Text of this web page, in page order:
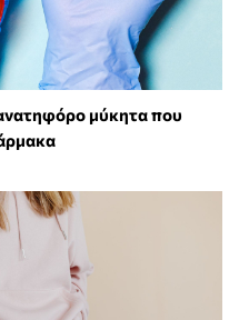
μύκητα που